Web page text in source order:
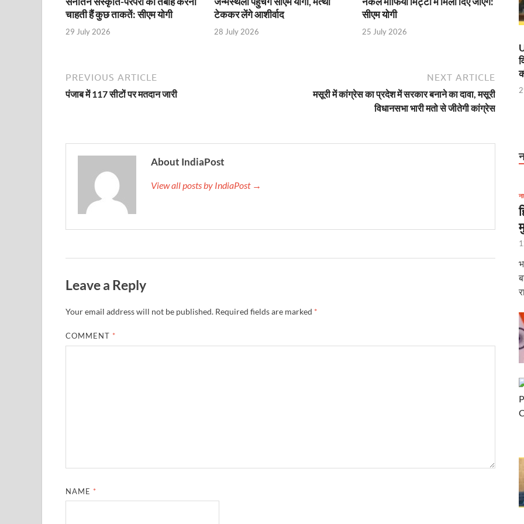
Katra Banihal Special Train: कटरा – बनिहाल के बीच विशेष अनारक्षित ट्रेन का सफल संचालन
Big Blueprint for Bastar: बस्तर के लिए बड़ा ब्लूप्रिंट: पीएम और गृह मंत्री को प्रेजेंटेशन देंगे सीएम साय
Mann Ki Baat: प्रधानमंत्री नरेंद्र मोदी ने देशवासियों को मूल मंत्र दिया कि “जो खेलेगा वो खिलेगा: मंत्री अनिल विज
Jewar International Airport: यूपी में विकास अब घोषणा नहीं बल्कि परिणाम है, नोएडा इंटरनेशनल एयरपोर्ट साबित हुआ सफल उदाहरण
UP Anganwadi: मुख्यमंत्री योगी आदित्यनाथ को आंगनवाड़ी कार्यकर्ताओं, सहायिकाओं और मुख्य सेविकाओं को देंगे कई सौगात
Mandir Cluster Model: पुरा महादेव मंदिर का ‘मंदिर क्लस्टर मॉडल’ बना मिसाल, आस्था- अर्थव्यवस्था और पर्यावरण संरक्षण का अनूठा संगम
Indian Railway Action: भारतीय रेलवे की बड़ी करवाई, आईआरसीटीसी पर जुर्माना ठोका
Pateshvari Mata Darshan: मुख्यमंत्री ने किए मां पाटेश्वरी के दर्शन-पूजन
Sabka Sath Sabka Vikas: प्रधानमंत्री नरेन्द्र मोदी 9 मार्च को “सबका साथ सबका विकास – जनता की आकांक्षाओं को पूरा करना” विषय पर बजट के बाद
Gomati River: गोमती को स्वच्छ बनाने के लिए आज जुटेंगे दिग्गज
चाहती हैं कुछ ताकतें: सीएम योगी
29 July 2026
टेककर लेंगे आशीर्वाद
28 July 2026
सीएम योगी
25 July 2026
PREVIOUS ARTICLE
पंजाब में 117 सीटों पर मतदान जारी
NEXT ARTICLE
मसूरी में कांग्रेस का प्रदेश में सरकार बनाने का दावा, मसूरी
विधानसभा भारी मतो से जीतेगी कांग्रेस
About IndiaPost
View all posts by IndiaPost →
Leave a Reply
Your email address will not be published. Required fields are marked *
COMMENT *
NAME *